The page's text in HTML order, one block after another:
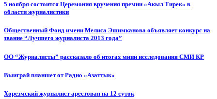
5 ноября состоится Церемония вручения премии «Акыл Тирек» в
области журналистики
Общественный Фонд имени Мелиса Эшимканова объявляет конкурс на
звание “Лучшего журналиста 2013 года”
ОО “Журналисты” рассказало об итогах мини исследования СМИ КР
Выиграй планшет от Радио «Азаттык»
Хорезмский журналист арестован на 12 суток